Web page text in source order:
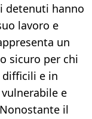
detenuti hanno
lavoro e
un
sicuro per chi
difficili e in
e
il